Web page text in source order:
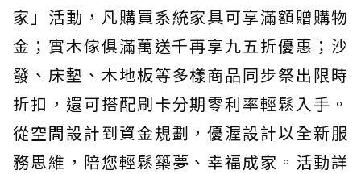
家」活動，凡購買系統家具可享滿額贈購物
金；實木傢俱滿萬送千再享九五折優惠；沙
發、床墊、木地板等多樣商品同步祭出限時
折扣，還可搭配刷卡分期零利率輕鬆入手。
從空間設計到資金規劃，優渥設計以全新服
務思維，陪您輕鬆築夢、幸福成家。活動詳